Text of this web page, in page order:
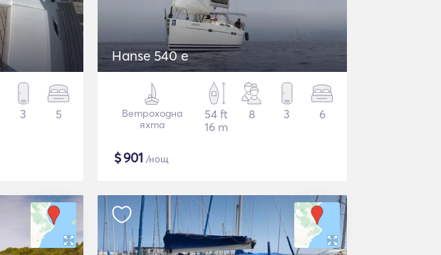
3 5
Hanse 540 e
Ветроходна
яхта
54 ft
16 m
8 3 6
$901 /нощ